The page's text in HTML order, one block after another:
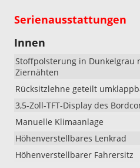
Serienausstattungen
Innen
Stoffpolsterung in Dunkelgrau
Ziernähten
Rücksitzlehne geteilt
3,5-Zoll-TFT-Display des
Manuelle Klimaanlage
Höhenverstellbares Lenkrad
Höhenverstellbarer Fahrersitz